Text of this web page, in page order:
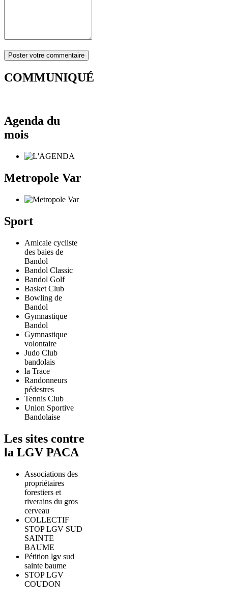
COMMUNIQUÉ
Agenda du
mois
Metropole Var
Sport
Amicale cycliste
des baies de
Bandol
Bandol Classic
Bandol Golf
Basket Club
Bowling de
Bandol
Gymnastique
Bandol
Gymnastique
volontaire
Judo Club
bandolais
la Trace
Randonneurs
pédestres
Tennis Club
Union Sportive
Bandolaise
Les sites contre
la LGV PACA
Associations des
propriétaires
forestiers et
riverains du gros
cerveau
COLLECTIF
STOP LGV SUD
SAINTE
BAUME
Pétition lgv sud
sainte baume
STOP LGV
COUDON